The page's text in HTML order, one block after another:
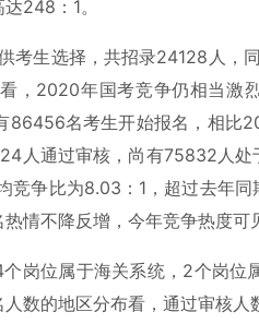
248：1。
考生选择，共招录24128人，
，2020年国考竞争仍相当激
86456名考生开始报名，相比
人通过审核，尚有75832人处
争比为8.03：1，超过去年同
情不降反增，今年竞争热度可
岗位属于海关系统，2个岗位
数的地区分布看，通过审核人